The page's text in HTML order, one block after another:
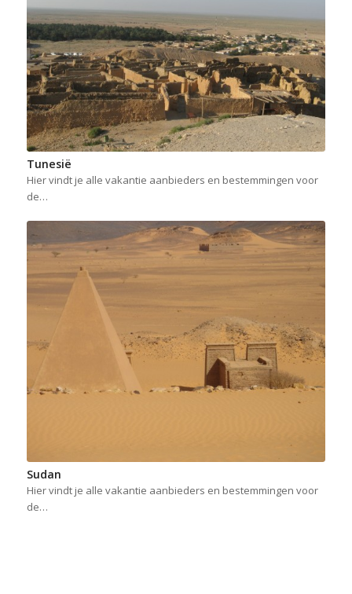
Tunesië
Hier vindt je alle vakantie aanbieders en bestemmingen voor
de…
Sudan
Hier vindt je alle vakantie aanbieders en bestemmingen voor
de…